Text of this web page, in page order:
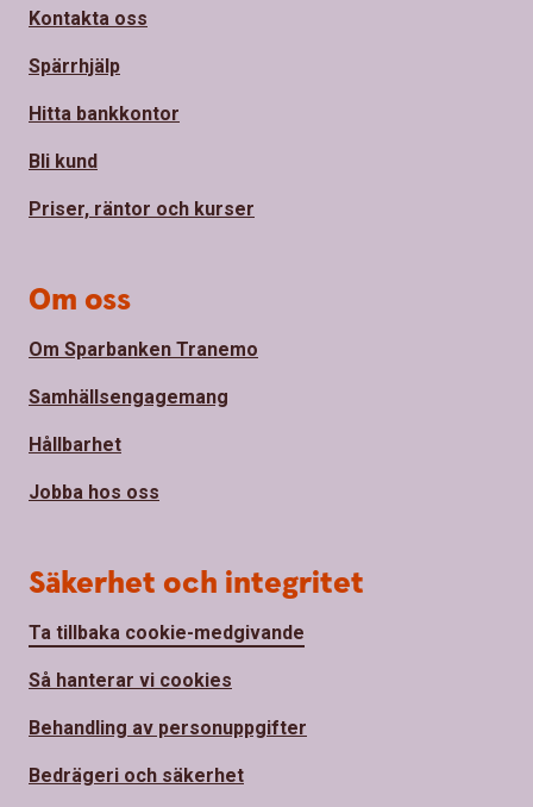
Kontakta oss
Spärrhjälp
Hitta bankkontor
Bli kund
Priser, räntor och kurser
Om oss
Om Sparbanken Tranemo
Samhällsengagemang
Hållbarhet
Jobba hos oss
Säkerhet och integritet
Ta tillbaka cookie-medgivande
Så hanterar vi cookies
Behandling av personuppgifter
Bedrägeri och säkerhet